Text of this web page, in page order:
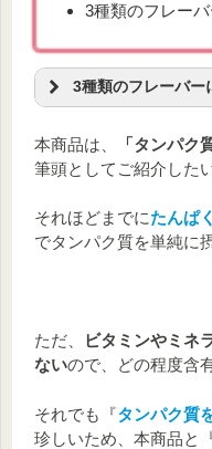
3種類のフレー
3種類のフレーバー
本商品は、 「タンパク
筆頭としてご紹介した
それほどまでにたんぱ
でタンパク質を単純に
ただ、
ビタミンやミネ
ないので、どの程度含
それでも『タンパク質
珍しいため、本商品と